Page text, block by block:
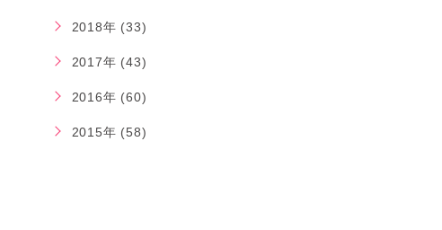
2018年 (33)
2017年 (43)
2016年 (60)
2015年 (58)